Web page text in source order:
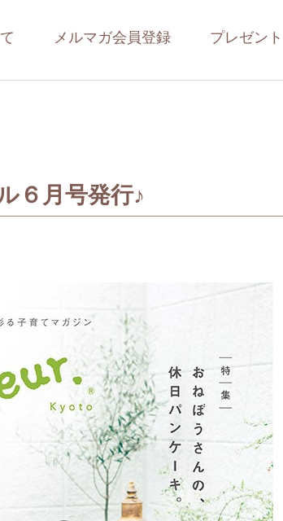
メルマガ会員登録 プレゼント
６月号発行♪